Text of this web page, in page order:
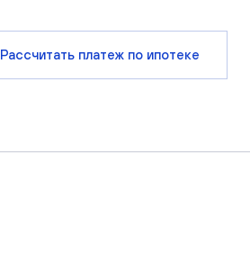
Рассчитать платеж по ипотеке